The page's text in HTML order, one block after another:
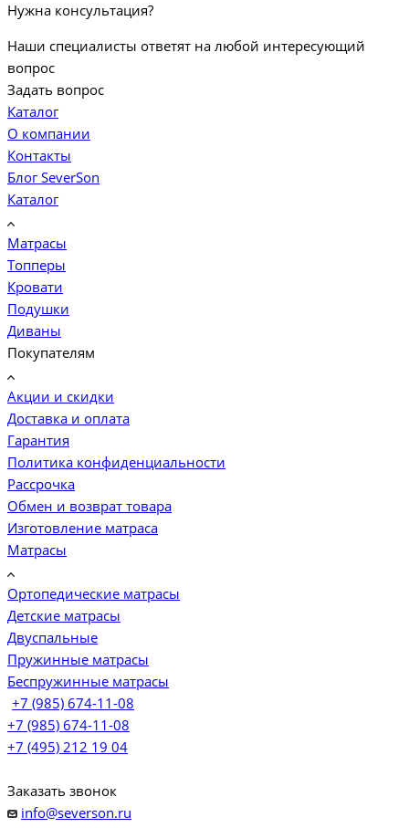
Нужна консультация?
Наши специалисты ответят на любой интересующий
вопрос
Задать вопрос
Каталог
О компании
Контакты
Блог SeverSon
Каталог
Матрасы
Топперы
Кровати
Подушки
Диваны
Покупателям
Акции и скидки
Доставка и оплата
Гарантия
Политика конфиденциальности
Рассрочка
Обмен и возврат товара
Изготовление матраса
Матрасы
Ортопедические матрасы
Детские матрасы
Двуспальные
Пружинные матрасы
Беспружинные матрасы
+7 (985) 674-11-08
+7 (985) 674-11-08
+7 (495) 212 19 04
Заказать звонок
info@severson.ru